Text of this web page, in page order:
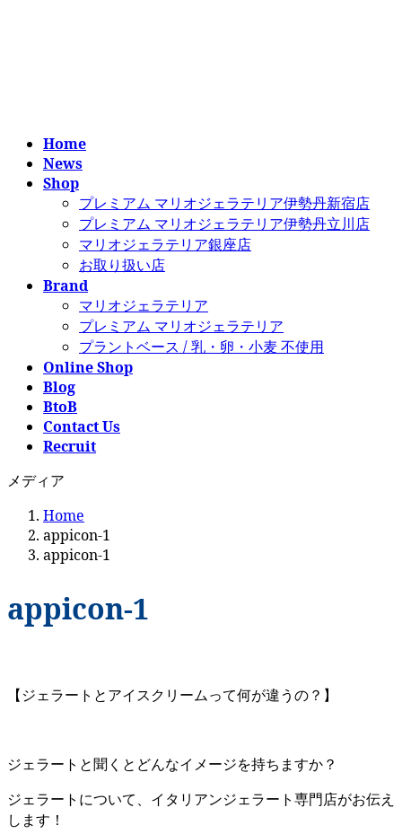
Home
News
Shop
プレミアム マリオジェラテリア伊勢丹新宿店
プレミアム マリオジェラテリア伊勢丹立川店
マリオジェラテリア銀座店
お取り扱い店
Brand
マリオジェラテリア
プレミアム マリオジェラテリア
プラントベース / 乳・卵・小麦 不使用
Online Shop
Blog
BtoB
Contact Us
Recruit
メディア
Home
appicon-1
appicon-1
appicon-1
【ジェラートとアイスクリームって何が違うの？】
ジェラートと聞くとどんなイメージを持ちますか？
ジェラートについて、イタリアンジェラート専門店がお伝え
します！